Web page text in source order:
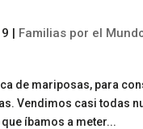
| Familias por el
de mariposas, para
Vendimos casi todas
íbamos a meter...